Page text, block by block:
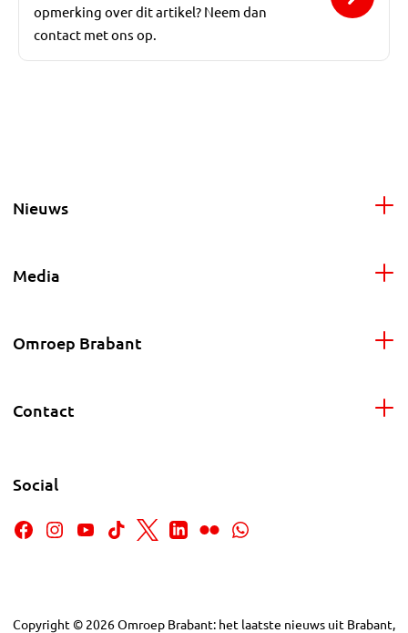
opmerking over dit artikel? Neem dan
contact met ons op.
Nieuws
Media
Omroep Brabant
Contact
Social
Copyright © 2026Omroep Brabant: het laatste nieuws uit Brabant,